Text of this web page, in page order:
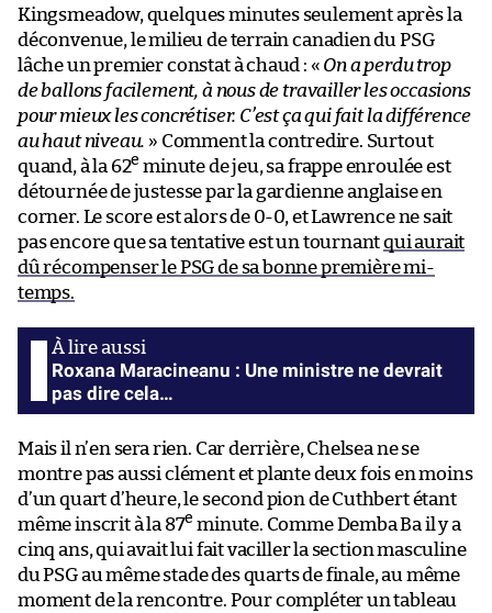
Kingsmeadow, quelques minutes seulement après la
déconvenue, le milieu de terrain canadien du PSG
lâche un premier constat à chaud : « On a perdu trop
de ballons facilement, à nous de travailler les occasions
pour mieux les concrétiser. C’est ça qui fait la différence
au haut niveau. » Comment la contredire. Surtout
quand, à la 62e minute de jeu, sa frappe enroulée est
détournée de justesse par la gardienne anglaise en
corner. Le score est alors de 0-0, et Lawrence ne sait
pas encore que sa tentative est un tournantqui aurait
dû récompenser le PSG de sa bonne première mi-
temps.
Roxana Maracineanu : Une ministre ne devrait
pas dire cela…
Mais il n’en sera rien. Car derrière, Chelsea ne se
montre pas aussi clément et plante deux fois en moins
d’un quart d’heure, le second pion de Cuthbert étant
même inscrit à la 87e minute. Comme Demba Ba il y a
cinq ans, qui avait lui fait vaciller la section masculine
du PSG au même stade des quarts de finale, au même
moment de la rencontre. Pour compléter un tableau